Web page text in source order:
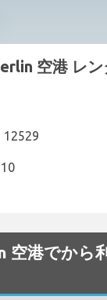
空港 レン
12529
港でから